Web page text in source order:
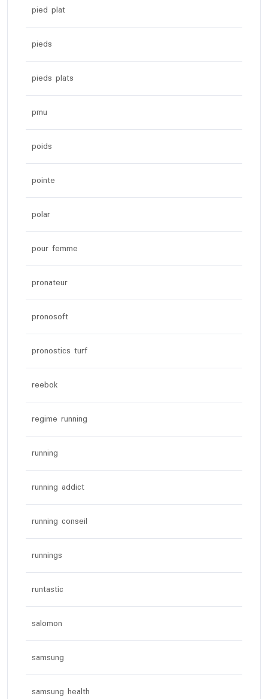
pied plat
pieds
pieds plats
pmu
poids
pointe
polar
pour femme
pronateur
pronosoft
pronostics turf
reebok
regime running
running
running addict
running conseil
runnings
runtastic
salomon
samsung
samsung health